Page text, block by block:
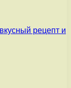
рецепт и